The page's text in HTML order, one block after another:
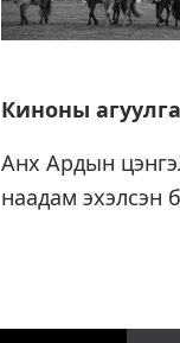
Киноны
Анх Ардын
наадам эхэлсэн